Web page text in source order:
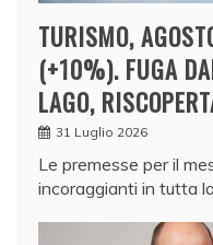
TURISMO,
(+10%). FUGA
LAGO,
31 Luglio 2026
Le premesse per il
incoraggianti in tutta